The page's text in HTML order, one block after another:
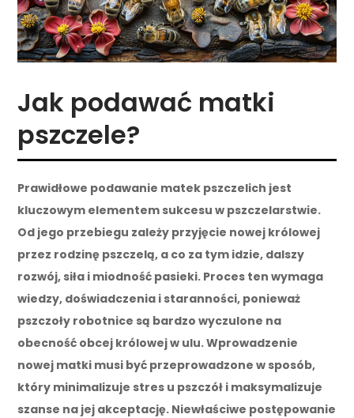
Jak podawać matki
pszczele?
Prawidłowe podawanie matek pszczelich jest
kluczowym elementem sukcesu w pszczelarstwie.
Od jego przebiegu zależy przyjęcie nowej królowej
przez rodzinę pszczelą, a co za tym idzie, dalszy
rozwój, siła i miodność pasieki. Proces ten wymaga
wiedzy, doświadczenia i staranności, ponieważ
pszczoły robotnice są bardzo wyczulone na
obecność obcej królowej w ulu. Wprowadzenie
nowej matki musi być przeprowadzone w sposób,
który minimalizuje stres u pszczół i maksymalizuje
szanse na jej akceptację. Niewłaściwe postępowanie